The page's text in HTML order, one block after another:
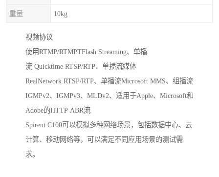
重量 10kg
视频协议
使用RTMP/RTMPTFlash Streaming、单播
流 Quicktime RTSP/RTP、单播流媒体
RealNetwork RTSP/RTP、单播流Microsoft MMS、组播流
IGMPv2、IGMPv3、MLDv2、适用于Apple、Microsoft和
Adobe的HTTP ABR流
Spirent C100可以模拟多种网络场景，包括数据中心、云
计算、移动网络等，可以满足不同应用场景的测试需
求。